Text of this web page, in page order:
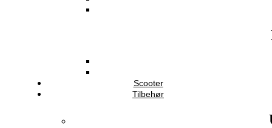
Scooter
Tilbehør